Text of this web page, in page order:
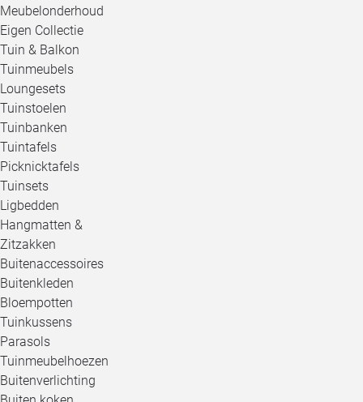
Meubelonderhoud
Eigen Collectie
Tuin & Balkon
Tuinmeubels
Loungesets
Tuinstoelen
Tuinbanken
Tuintafels
Picknicktafels
Tuinsets
Ligbedden
Hangmatten &
Zitzakken
Buitenaccessoires
Buitenkleden
Bloempotten
Tuinkussens
Parasols
Tuinmeubelhoezen
Buitenverlichting